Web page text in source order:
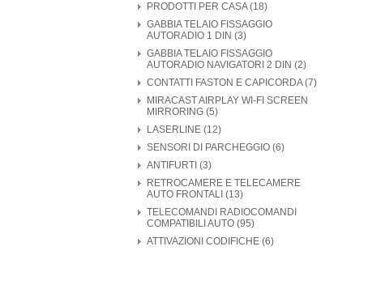
PRODOTTI PER CASA (18)
GABBIA TELAIO FISSAGGIO
AUTORADIO 1 DIN (3)
GABBIA TELAIO FISSAGGIO
AUTORADIO NAVIGATORI 2 DIN (2)
CONTATTI FASTON E CAPICORDA (7)
MIRACAST AIRPLAY WI-FI SCREEN
MIRRORING (5)
LASERLINE (12)
SENSORI DI PARCHEGGIO (6)
ANTIFURTI (3)
RETROCAMERE E TELECAMERE
AUTO FRONTALI (13)
TELECOMANDI RADIOCOMANDI
COMPATIBILI AUTO (95)
ATTIVAZIONI CODIFICHE (6)